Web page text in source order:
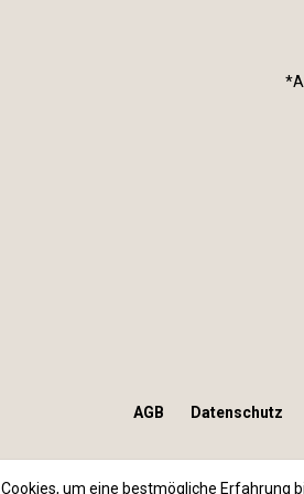
AGB
Datenschutz
um eine bestmögliche Erfahrung